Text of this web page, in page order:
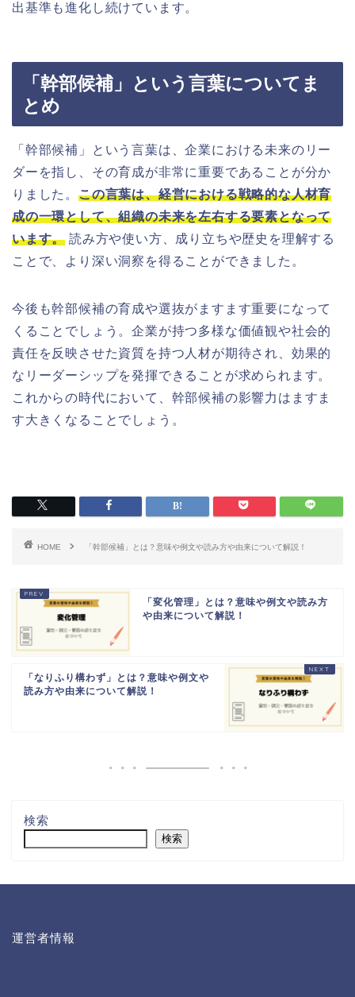
出基準も進化し続けています。
「幹部候補」という言葉についてま
とめ
「幹部候補」という言葉は、企業における未来のリー
ダーを指し、その育成が非常に重要であることが分か
りました。 この言葉は、経営における戦略的な人材育
成の一環として、組織の未来を左右する要素となって
います。 読み方や使い方、成り立ちや歴史を理解する
ことで、より深い洞察を得ることができました。
今後も幹部候補の育成や選抜がますます重要になって
くることでしょう。企業が持つ多様な価値観や社会的
責任を反映させた資質を持つ人材が期待され、効果的
なリーダーシップを発揮できることが求められます。
これからの時代において、幹部候補の影響力はますま
す大きくなることでしょう。
HOME 「幹部候補」とは？意味や例文や読み方や由来について解説！
「変化管理」とは？意味や例文や読み方
や由来について解説！
「なりふり構わず」とは？意味や例文や
読み方や由来について解説！
検索
検索
運営者情報